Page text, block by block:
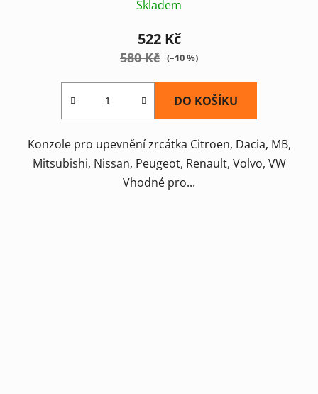
Skladem
522 Kč
580 Kč (–10 %)
DO KOŠÍKU
Konzole pro upevnění zrcátka Citroen, Dacia, MB,
Mitsubishi, Nissan, Peugeot, Renault, Volvo, VW
Vhodné pro...